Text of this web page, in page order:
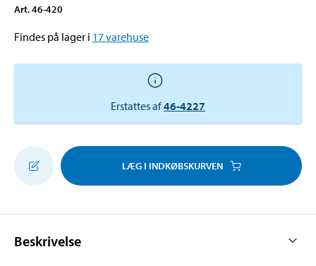
Art.46-420
Findes på lager i 17varehuse
Erstattes af46-4227
LÆG I INDKØBSKURVEN
Beskrivelse